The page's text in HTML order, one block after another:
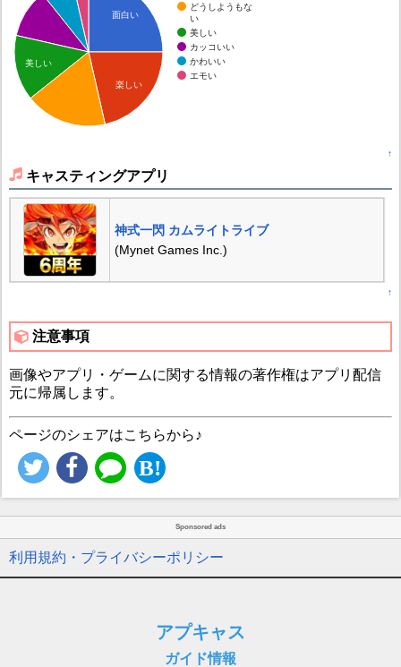
どうしようもな
い
美しい
カッコいい
かわいい
エモい
面白い
楽しい
美しい
↑
キャスティングアプリ
神式一閃 カムライトライブ
(Mynet Games Inc.)
↑
注意事項
画像やアプリ・ゲームに関する情報の著作権はアプリ配信
元に帰属します。
ページのシェアはこちらから♪
Sponsored ads
利用規約・プライバシーポリシー
アプキャス
ガイド情報